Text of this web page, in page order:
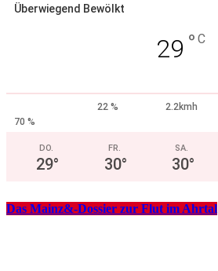
Überwiegend Bewölkt
29 ° C
22 %
2.2kmh
70 %
DO.
29°
FR.
30°
SA.
30°
Das Mainz&-Dossier zur Flut im Ahrtal